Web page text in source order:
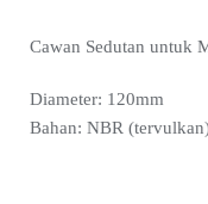
Cawan Sedutan untuk
Diameter: 120mm
Bahan: NBR